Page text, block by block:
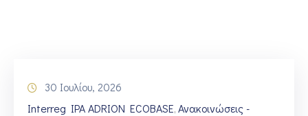
30 Ιουλίου, 2026
Interreg IPA ADRION ECOBASE‚ Ανακοινώσεις -